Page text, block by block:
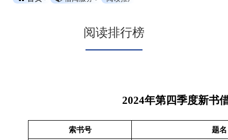
阅读排行榜
2024年第四季度新书
索书号
题名